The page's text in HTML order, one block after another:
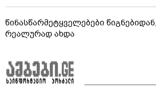
წინასწარმეტყველებები
რეალურად ახდა